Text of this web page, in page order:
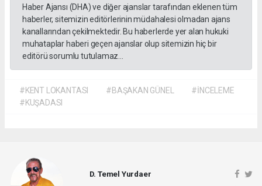
Haber Ajansı (DHA) ve diğer ajanslar tarafından eklenen tüm
haberler, sitemizin editörlerinin müdahalesi olmadan ajans
kanallarından çekilmektedir. Bu haberlerde yer alan hukuki
muhataplar haberi geçen ajanslar olup sitemizin hiç bir
editörü sorumlu tutulamaz...
#KENT LOKANTASI #BAŞAKAN GÜNEL
#İNCELEME
#KUŞADASI
D. Temel Yurdaer